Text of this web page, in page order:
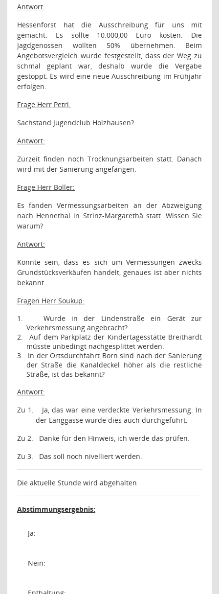
Antwort:
Hessenforst hat die Ausschreibung für uns mit
gemacht. Es sollte 10.000,00 Euro kosten. Die
Jagdgenossen wollten 50% übernehmen. Beim
Angebotsvergleich wurde festgestellt, dass der Weg zu
schmal geplant war, deshalb wurde die Vergabe
gestoppt. Es wird eine neue Ausschreibung im Frühjahr
erfolgen.
Frage Herr Petri:
Sachstand Jugendclub Holzhausen?
Antwort:
Zurzeit finden noch Trocknungsarbeiten statt. Danach
wird mit der Sanierung angefangen.
Frage Herr Boller:
Es fanden Vermessungsarbeiten an der Abzweigung
nach Hennethal in Strinz-Margarethä statt. Wissen Sie
warum?
Antwort:
Könnte sein, dass es sich um Vermessungen zwecks
Grundstücksverkäufen handelt, genaues ist aber nichts
bekannt.
Fragen Herr Soukup:
1.
Wurde in der Lindenstraße ein Gerät zur
Verkehrsmessung angebracht?
2.
Auf dem Parkplatz der Kindertagesstätte Breithardt
müsste unbedingt nachgesplittet werden.
3.
In der Ortsdurchfahrt Born sind nach der Sanierung
der Straße die Kanaldeckel höher als die restliche
Straße, ist das bekannt?
Antwort:
Zu 1.
Ja, das war eine verdeckte Verkehrsmessung. In
der Langgasse wurde dies auch durchgeführt.
Zu 2.
Danke für den Hinweis, ich werde das prüfen.
Zu 3.
Das soll noch nivelliert werden.
Die aktuelle Stunde wird abgehalten
Abstimmungsergebnis:
Ja:
Nein: